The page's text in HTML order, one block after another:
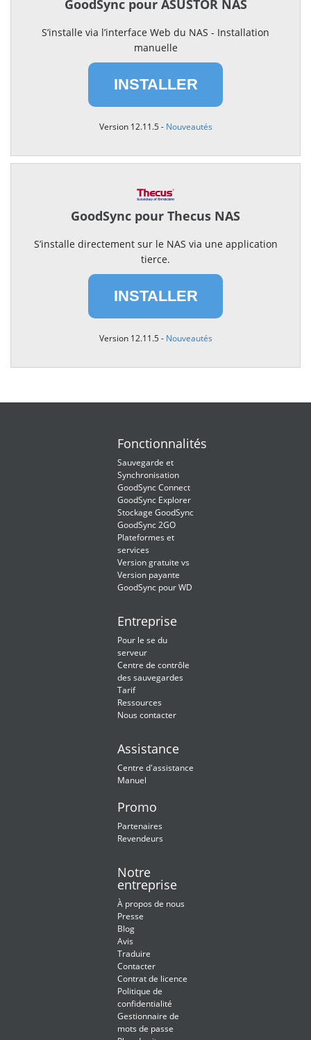
GoodSync pour ASUSTOR NAS
S’installe via l’interface Web du NAS - Installation
manuelle
INSTALLER
Version 12.11.5 - Nouveautés
GoodSync pour Thecus NAS
S’installe directement sur le NAS via une application
tierce.
INSTALLER
Version 12.11.5 - Nouveautés
Fonctionnalités
Sauvegarde et
Synchronisation
GoodSync Connect
GoodSync Explorer
Stockage GoodSync
GoodSync 2GO
Plateformes et
services
Version gratuite vs
Version payante
GoodSync pour WD
Entreprise
Pour le se du
serveur
Centre de contrôle
des sauvegardes
Tarif
Ressources
Nous contacter
Assistance
Centre d'assistance
Manuel
Promo
Partenaires
Revendeurs
Notre
entreprise
À propos de nous
Presse
Blog
Avis
Traduire
Contacter
Contrat de licence
Politique de
confidentialité
Gestionnaire de
mots de passe